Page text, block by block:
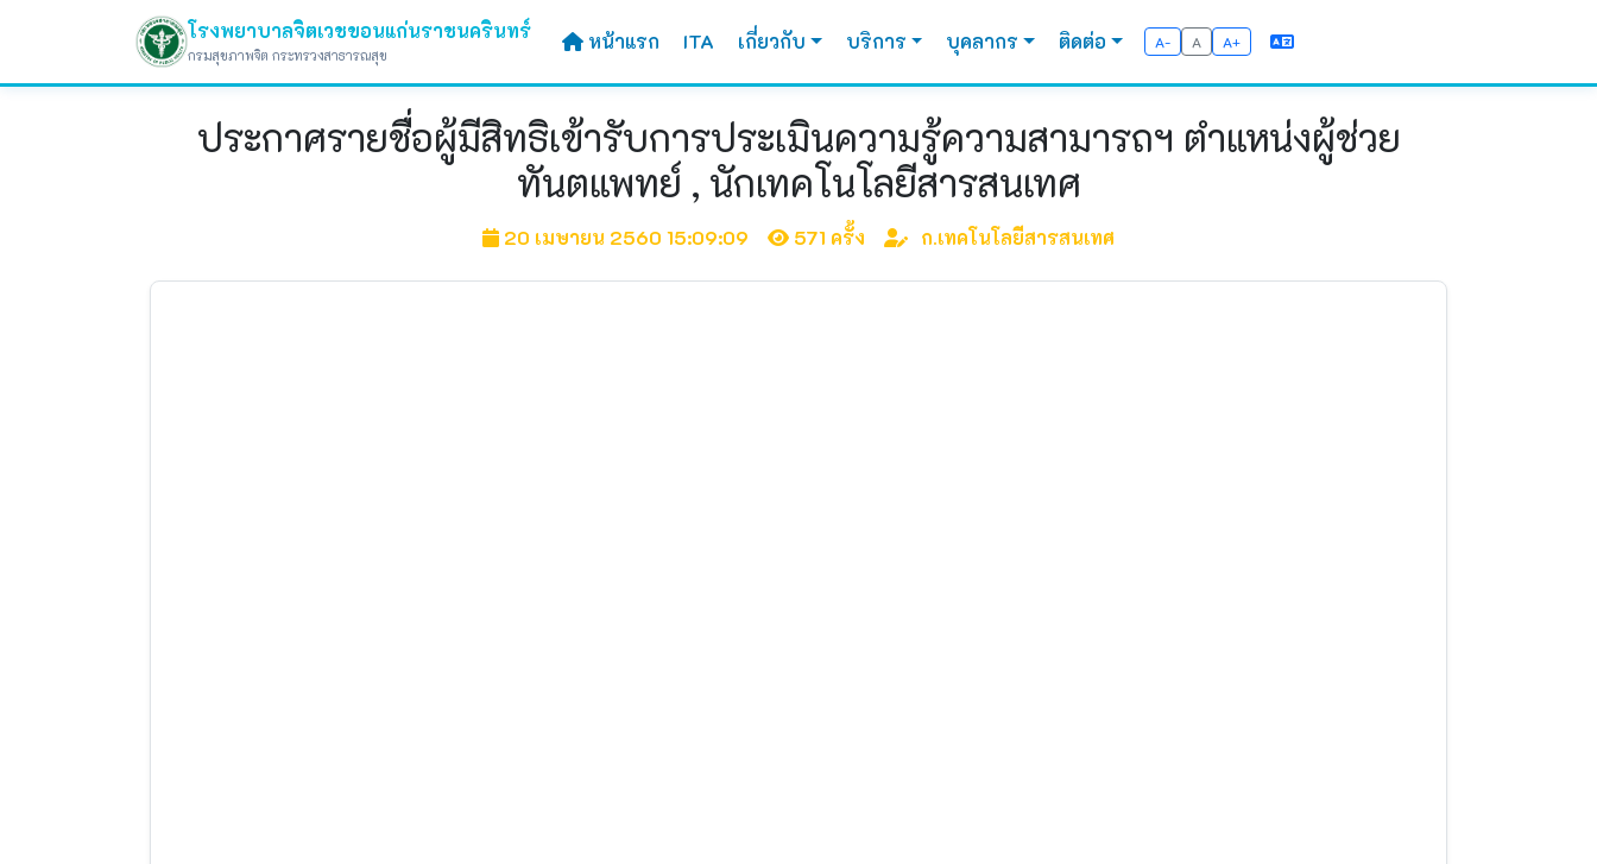
โรงพยาบาลจิตเวชขอนแก่นราชนครินทร์
กรมสุขภาพจิต กระทรวงสาธารณสุข
หน้าแรก ITA เกี่ยวกับ บริการ บุคลากร ติดต่อ A- A A+
ประกาศรายชื่อผู้มีสิทธิเข้ารับการประเมินความรู้ความสามารถฯ ตำแหน่งผู้ช่วย
ทันตแพทย์ , นักเทคโนโลยีสารสนเทศ
20 เมษายน 2560 15:09:09 571 ครั้ง ก.เทคโนโลยีสารสนเทศ